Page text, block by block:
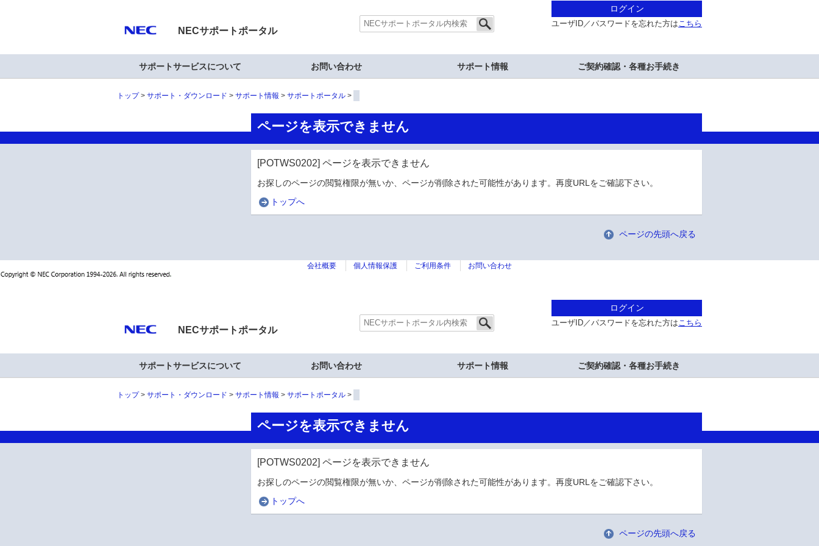
NECサポートポータル
ログイン
ユーザID／パスワードを忘れた方はこちら
サポートサービスについて お問い合わせ サポート情報 ご契約確認・各種お手続き
トップ サポート・ダウンロード サポート情報 サポートポータル
ページを表示できません
[POTWS0202] ページを表示できません
お探しのページの閲覧権限が無いか、ページが削除された可能性があります。再度URLをご確認下さい。
トップへ
ページの先頭へ戻る
会社概要 個人情報保護 ご利用条件 お問い合わせ
NECサポートポータル
ログイン
ユーザID／パスワードを忘れた方はこちら
サポートサービスについて お問い合わせ サポート情報 ご契約確認・各種お手続き
トップ サポート・ダウンロード サポート情報 サポートポータル
ページを表示できません
[POTWS0202] ページを表示できません
お探しのページの閲覧権限が無いか、ページが削除された可能性があります。再度URLをご確認下さい。
トップへ
ページの先頭へ戻る